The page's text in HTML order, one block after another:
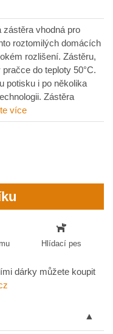
zástěra vhodná pro
roztomilých domácích
rozlišení. Zástěru,
do teploty 50°C.
potisku i po několika
Zástěra
více
Hlídací pes
dárky můžete koupit